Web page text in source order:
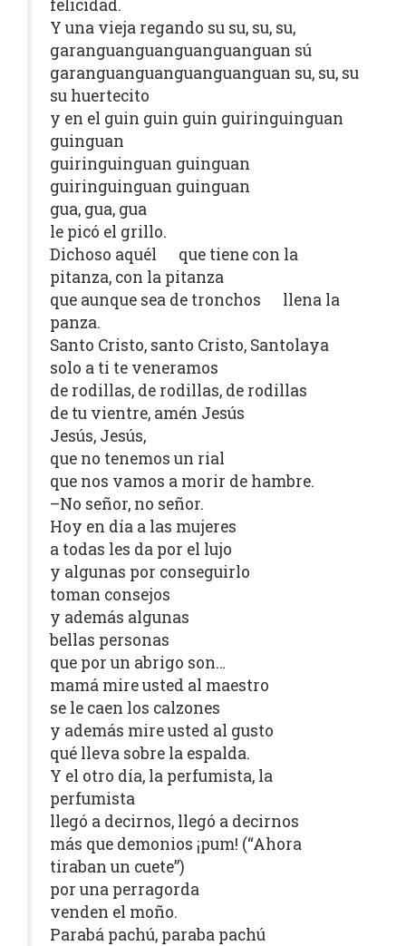
felicidad.
Y una vieja regando su su, su, su,
garanguanguanguanguanguan sú
garanguanguanguanguanguan su, su, su
su huertecito
y en el guin guin guin guiringuinguan
guinguan
guiringuinguan guinguan
guiringuinguan guinguan
gua, gua, gua
le picó el grillo.
Dichoso aquél que tiene con la
pitanza, con la pitanza
que aunque sea de tronchos llena la
panza.
Santo Cristo, santo Cristo, Santolaya
solo a ti te veneramos
de rodillas, de rodillas, de rodillas
de tu vientre, amén Jesús
Jesús, Jesús,
que no tenemos un rial
que nos vamos a morir de hambre.
–No señor, no señor.
Hoy en día a las mujeres
a todas les da por el lujo
y algunas por conseguirlo
toman consejos
y además algunas
bellas personas
que por un abrigo son…
mamá mire usted al maestro
se le caen los calzones
y además mire usted al gusto
qué lleva sobre la espalda.
Y el otro día, la perfumista, la
perfumista
llegó a decirnos, llegó a decirnos
más que demonios ¡pum! (“Ahora
tiraban un cuete”)
por una perragorda
venden el moño.
Parabá pachú, paraba pachú